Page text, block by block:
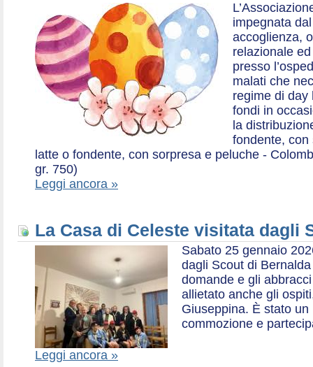
impegnata
accoglienza,
relazionale
presso
malati che
regime di day
fondi in
la
fondente, con
latte o fondente, con sorpresa e peluche -
gr. 750)
Leggi ancora »
La Casa di Celeste visitata dagli
Sabato 25 gennaio
dagli Scout di
domande e gli
allietato anche gli
Giuseppina. È stato
commozione e
Leggi ancora »